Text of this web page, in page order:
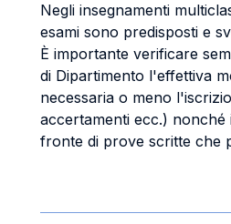
Negli insegnamenti
esami sono predisposti e
È importante verificare
di Dipartimento l'effettiva
necessaria o meno
accertamenti ecc.) nonché
fronte di prove scritte che